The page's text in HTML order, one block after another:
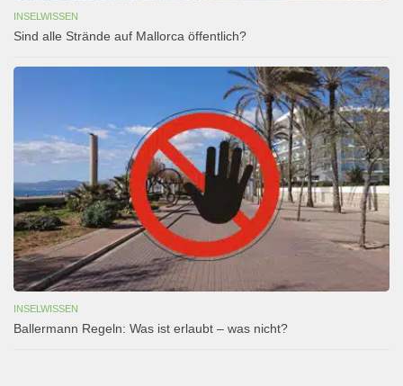
INSELWISSEN
Sind alle Strände auf Mallorca öffentlich?
INSELWISSEN
Ballermann Regeln: Was ist erlaubt – was nicht?